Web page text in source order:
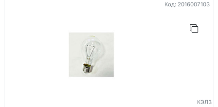
Код: 2016007103
КЭЛЗ